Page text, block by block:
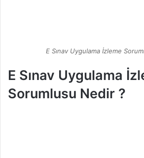
E Sınav Uygulama İzleme
E Sınav Uygulama
Sorumlusu Nedir ?